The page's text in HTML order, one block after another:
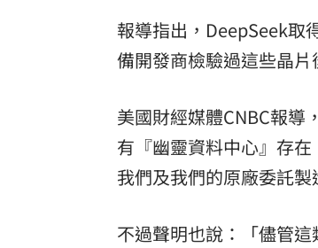
報導指出，DeepSeek取
備開發商檢驗過這些晶
美國財經媒體CNBC報導
有『幽靈資料中心』存
我們及我們的原廠委託製
不過聲明也說：「儘管